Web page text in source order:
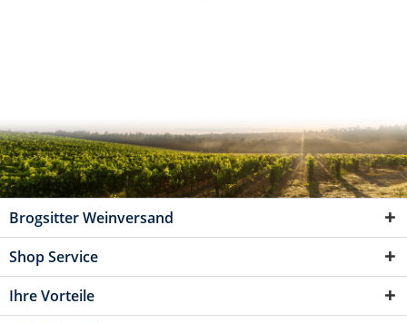
Brogsitter Weinversand
Shop Service
Ihre Vorteile